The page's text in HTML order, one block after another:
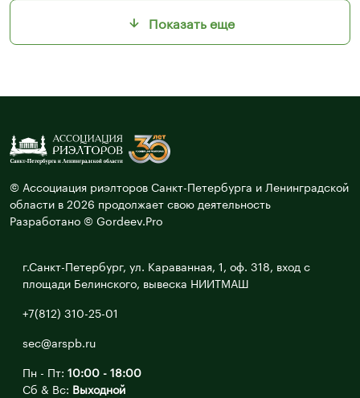
Показать еще
© Ассоциация риэлторов Санкт-Петербурга и Ленинградской
области в 2026 продолжает свою деятельность
Разработано © Gordeev.Pro
г.Санкт-Петербург, ул. Караванная, 1, оф. 318, вход с
площади Белинского, вывеска НИИТМАШ
+7(812) 310-25-01
sec@arspb.ru
Пн - Пт: 10:00 - 18:00
Сб & Вс: Выходной